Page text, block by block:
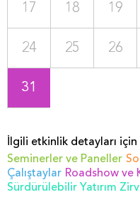
17 18 19
24 25 26
31
İlgili etkinlik detayları için
Seminerler ve Paneller
Çalıştaylar Roadshow ve
Sürdürülebilir Yatırım